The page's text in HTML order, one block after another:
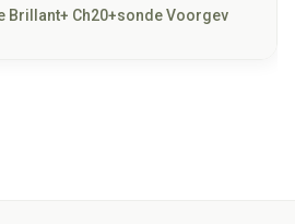
Brillant+ Ch20+sonde Voorgev